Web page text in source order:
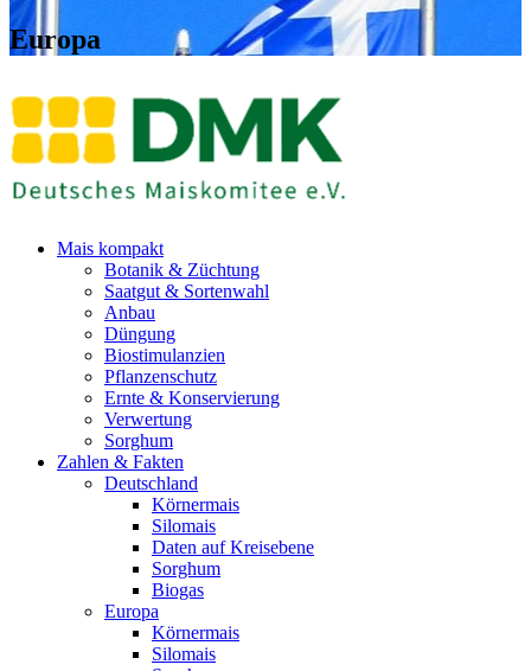
Europa
Mais kompakt
Botanik & Züchtung
Saatgut & Sortenwahl
Anbau
Düngung
Biostimulanzien
Pflanzenschutz
Ernte & Konservierung
Verwertung
Sorghum
Zahlen & Fakten
Deutschland
Körnermais
Silomais
Daten auf Kreisebene
Sorghum
Biogas
Europa
Körnermais
Silomais